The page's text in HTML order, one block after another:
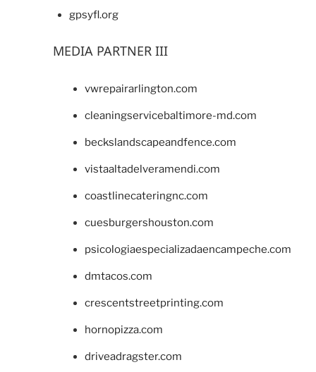
gpsyfl.org
MEDIA PARTNER III
vwrepairarlington.com
cleaningservicebaltimore-md.com
beckslandscapeandfence.com
vistaaltadelveramendi.com
coastlinecateringnc.com
cuesburgershouston.com
psicologiaespecializadaencampeche.com
dmtacos.com
crescentstreetprinting.com
hornopizza.com
driveadragster.com